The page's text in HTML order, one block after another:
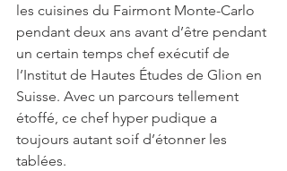
les cuisines du Fairmont Monte-Carlo
pendant deux ans avant d’être pendant
un certain temps chef exécutif de
l’Institut de Hautes Études de Glion en
Suisse. Avec un parcours tellement
étoffé, ce chef hyper pudique a
toujours autant soif d’étonner les
tablées.